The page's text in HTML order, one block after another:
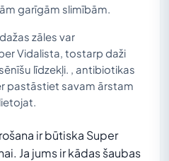
garīgām slimībām.
dažas zāles var
Vidalista, tostarp daži
līdzekļi. , antibiotikas
pastāstiet savam ārstam
ir būtiska Super
Ja jums ir kādas šaubas